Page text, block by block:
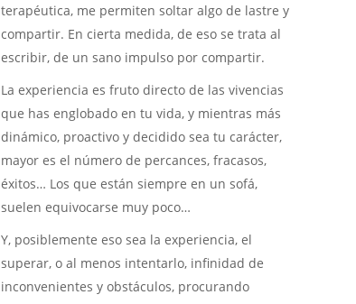
terapéutica, me permiten soltar algo de lastre y
compartir. En cierta medida, de eso se trata al
escribir, de un sano impulso por compartir.
La experiencia es fruto directo de las vivencias
que has englobado en tu vida, y mientras más
dinámico, proactivo y decidido sea tu carácter,
mayor es el número de percances, fracasos,
éxitos… Los que están siempre en un sofá,
suelen equivocarse muy poco…
Y, posiblemente eso sea la experiencia, el
superar, o al menos intentarlo, infinidad de
inconvenientes y obstáculos, procurando